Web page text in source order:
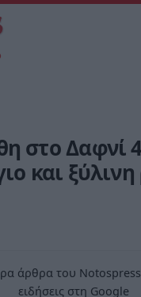
στο Δαφνί
και
άρθρα του
ειδήσεις στη Google